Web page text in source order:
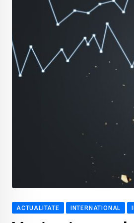
ACTUALITATE INTERNATIONAL